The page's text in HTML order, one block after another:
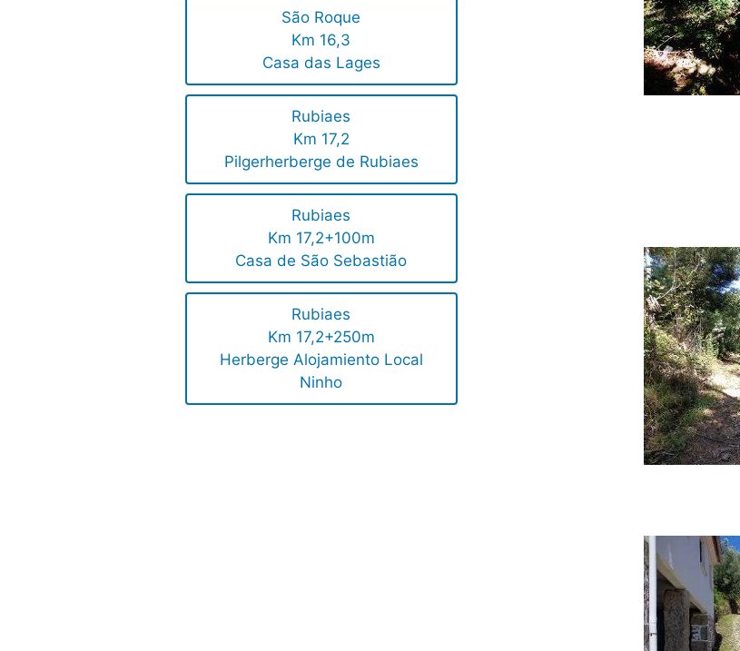
São Roque
Km 16,3
Casa das Lages
Rubiaes
Km 17,2
Pilgerherberge de Rubiaes
Rubiaes
Km 17,2+100m
Casa de São Sebastião
Rubiaes
Km 17,2+250m
Herberge Alojamiento Local
Ninho